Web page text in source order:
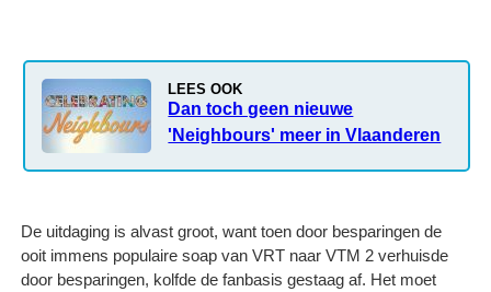
LEES OOK
Dan toch geen nieuwe
'Neighbours' meer in Vlaanderen
De uitdaging is alvast groot, want toen door besparingen de
ooit immens populaire soap van VRT naar VTM 2 verhuisde
door besparingen, kolfde de fanbasis gestaag af. Het moet